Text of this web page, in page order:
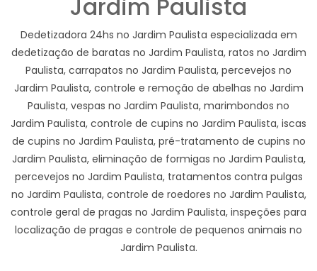
Jardim Paulista
Dedetizadora 24hs no Jardim Paulista especializada em
dedetização de baratas no Jardim Paulista, ratos no Jardim
Paulista, carrapatos no Jardim Paulista, percevejos no
Jardim Paulista, controle e remoção de abelhas no Jardim
Paulista, vespas no Jardim Paulista, marimbondos no
Jardim Paulista, controle de cupins no Jardim Paulista, iscas
de cupins no Jardim Paulista, pré-tratamento de cupins no
Jardim Paulista, eliminação de formigas no Jardim Paulista,
percevejos no Jardim Paulista, tratamentos contra pulgas
no Jardim Paulista, controle de roedores no Jardim Paulista,
controle geral de pragas no Jardim Paulista, inspeções para
localização de pragas e controle de pequenos animais no
Jardim Paulista.